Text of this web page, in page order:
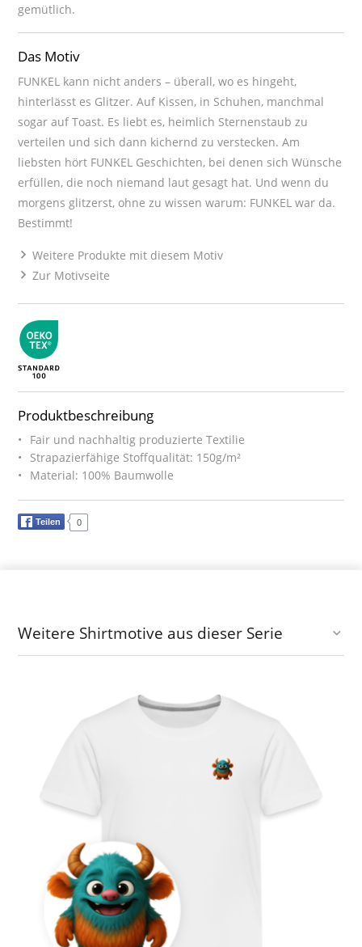
gemütlich.
Das Motiv
FUNKEL kann nicht anders – überall, wo es hingeht,
hinterlässt es Glitzer. Auf Kissen, in Schuhen, manchmal
sogar auf Toast. Es liebt es, heimlich Sternenstaub zu
verteilen und sich dann kichernd zu verstecken. Am
liebsten hört FUNKEL Geschichten, bei denen sich Wünsche
erfüllen, die noch niemand laut gesagt hat. Und wenn du
morgens glitzerst, ohne zu wissen warum: FUNKEL war da.
Bestimmt!
Weitere Produkte mit diesem Motiv
Zur Motivseite
Produktbeschreibung
Fair und nachhaltig produzierte Textilie
Strapazierfähige Stoffqualität: 150g/m²
Material: 100% Baumwolle
Teilen 0
Weitere Shirtmotive aus dieser Serie